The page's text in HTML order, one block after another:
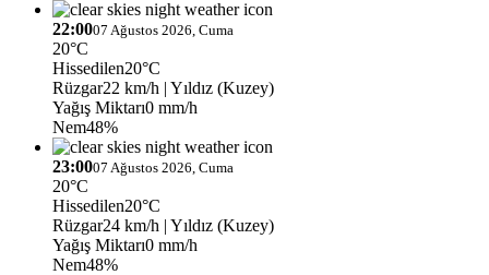
22:0007 Ağustos 2026, Cuma
20°C
Hissedilen20°C
Rüzgar22 km/h | Yıldız (Kuzey)
Yağış Miktarı0 mm/h
Nem48%
23:0007 Ağustos 2026, Cuma
20°C
Hissedilen20°C
Rüzgar24 km/h | Yıldız (Kuzey)
Yağış Miktarı0 mm/h
Nem48%